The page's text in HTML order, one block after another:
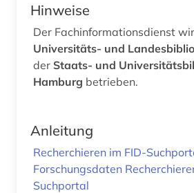
Hinweise
Der Fachinformationsdienst
Universitäts- und
der Staats- und
Hamburg betrieben.
Anleitung
Recherchieren im FID-
Forschungsdaten
Suchportal